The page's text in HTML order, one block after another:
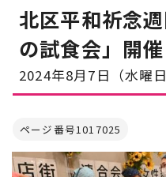
北区平和祈念
の試食会」開催
2024年8月7日（水曜日
ページ番号1017025